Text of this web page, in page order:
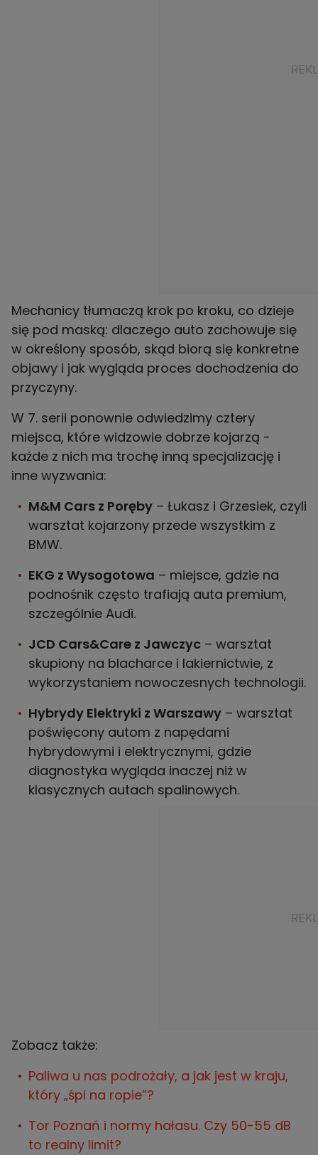
Mechanicy tłumaczą krok po kroku, co dzieje
się pod maską: dlaczego auto zachowuje się
w określony sposób, skąd biorą się konkretne
objawy i jak wygląda proces dochodzenia do
przyczyny.
W 7. serii ponownie odwiedzimy cztery
miejsca, które widzowie dobrze kojarzą -
każde z nich ma trochę inną specjalizację i
inne wyzwania:
M&M Cars z Poręby – Łukasz i Grzesiek, czyli
warsztat kojarzony przede wszystkim z
BMW.
EKG z Wysogotowa – miejsce, gdzie na
podnośnik często trafiają auta premium,
szczególnie Audi.
JCD Cars&Care z Jawczyc – warsztat
skupiony na blacharce i lakiernictwie, z
wykorzystaniem nowoczesnych technologii.
Hybrydy Elektryki z Warszawy – warsztat
poświęcony autom z napędami
hybrydowymi i elektrycznymi, gdzie
diagnostyka wygląda inaczej niż w
klasycznych autach spalinowych.
Zobacz także:
Paliwa u nas podrożały, a jak jest w kraju,
który „śpi na ropie”?
Tor Poznań i normy hałasu. Czy 50-55 dB
to realny limit?